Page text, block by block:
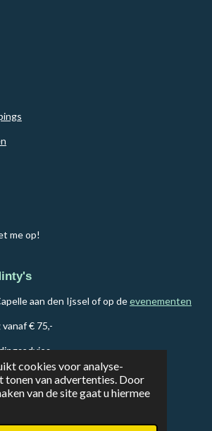
cookies voor analyse-
tonen van advertenties. Door
van de site gaat u hiermee
me op!
aan den Ijssel of op deevenementen
€ 75,-